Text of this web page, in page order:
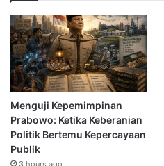
Menguji Kepemimpinan
Prabowo: Ketika Keberanian
Politik Bertemu Kepercayaan
Publik
3 hours ago